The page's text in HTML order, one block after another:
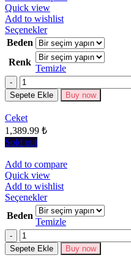
Quick view
Add to wishlist
SeçeneklerBu
ürünün
birden
fazla
varyasyonu
Seçenekler
seçilebilir
Beden
Renk
Temizle
Miktar
Sepete Ekle Buy now
Ceket
1,389.99 ₺
Sold out
Add to compare
Quick view
Add to wishlist
SeçeneklerBu
ürünün
birden
fazla
varyasyonu
var.
Beden
Temizle
Miktar
Sepete Ekle Buy now